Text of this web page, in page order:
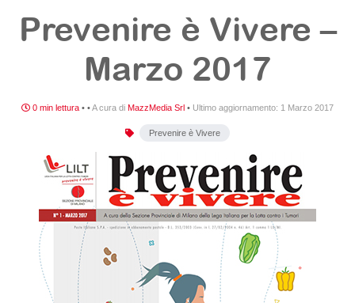
Prevenire è Vivere –
Marzo 2017
0 min lettura • •A cura di MazzMedia Srl • Ultimo aggiornamento: 1 Marzo 2017
Prevenire è Vivere